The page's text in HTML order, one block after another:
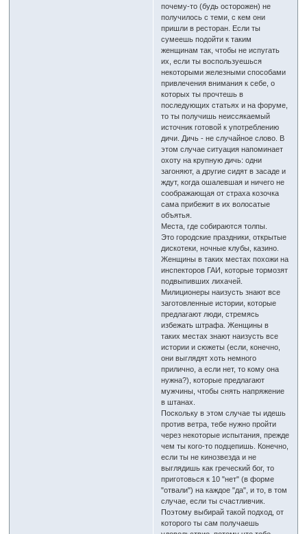
почему-то (будь осторожен) не
получилось с теми, с кем они
пришли в ресторан. Если ты
сумеешь подойти к таким
женщинам так, чтобы не испугать
их, если ты воспользуешься
некоторыми железными способами
привлечения внимания к себе, о
которых ты прочтешь в
последующих статьях и на форуме,
то ты получишь неиссякаемый
источник готовой к употреблению
дичи. Дичь - не случайное слово. В
этом случае ситуация напоминает
охоту на крупную дичь: одни
загоняют, а другие сидят в засаде и
ждут, когда ошалевшая и ничего не
соображающая от страха козочка
сама прибежит в их волосатые
объятья.
Места, где собираются толпы.
Это городские праздники, открытые
дискотеки, ночные клубы, казино.
Женщины в таких местах похожи на
инспекторов ГАИ, которые тормозят
подвыпивших лихачей.
Милиционеры наизусть знают все
заготовленные истории, которые
предлагают люди, стремясь
избежать штрафа. Женщины в
таких местах знают наизусть все
истории и сюжеты (если, конечно,
они выглядят хоть немного
прилично, а если нет, то кому она
нужна?), которые предлагают
мужчины, чтобы снять напряжение
в штанах.
Поскольку в этом случае ты идешь
против ветра, тебе нужно пройти
через некоторые испытания, прежде
чем ты кого-то подцепишь. Конечно,
если ты не кинозвезда и не
выглядишь как греческий бог, то
приготовься к 10 "нет" (в форме
"отвали") на каждое "да", и то, в том
случае, если ты счастливчик.
Поэтому выбирай такой подход, от
которого ты сам получаешь